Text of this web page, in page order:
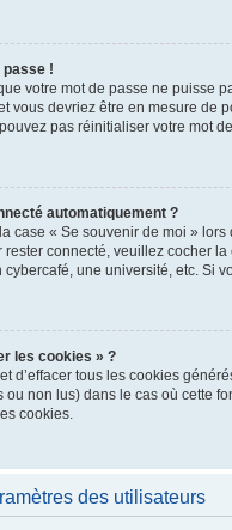
passe !
votre mot de passe ne puisse
vous devriez être en mesure de
pas réinitialiser votre mot
automatiquement ?
case « Se souvenir de moi »
rester connecté, veuillez cocher
une université, etc. Si
les cookies » ?
d’effacer tous les cookies
ou non lus) dans le cas où cette
cookies.
des utilisateurs